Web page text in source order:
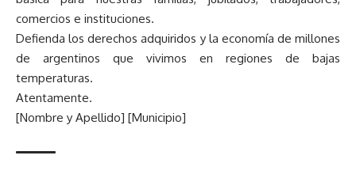
comercios e instituciones.
Defienda los derechos adquiridos y la economía de millones
de argentinos que vivimos en regiones de bajas
temperaturas.
Atentamente.
[Nombre y Apellido] [Municipio]